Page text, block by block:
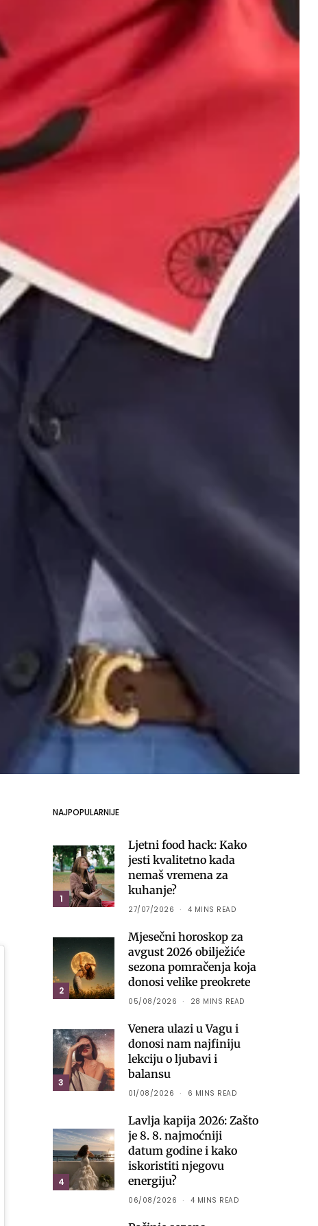
NAJPOPULARNIJE
1
Ljetni food hack: Kako
jesti kvalitetno kada
nemaš vremena za
kuhanje?
27/07/2026 4 MINS READ
2
Mjesečni horoskop za
avgust 2026 obilježiće
sezona pomračenja koja
donosi velike preokrete
05/08/2026 28 MINS READ
3
Venera ulazi u Vagu i
donosi nam najfiniju
lekciju o ljubavi i
balansu
01/08/2026 6 MINS READ
4
Lavlja kapija 2026: Zašto
je 8. 8. najmoćniji
datum godine i kako
iskoristiti njegovu
energiju?
06/08/2026 4 MINS READ